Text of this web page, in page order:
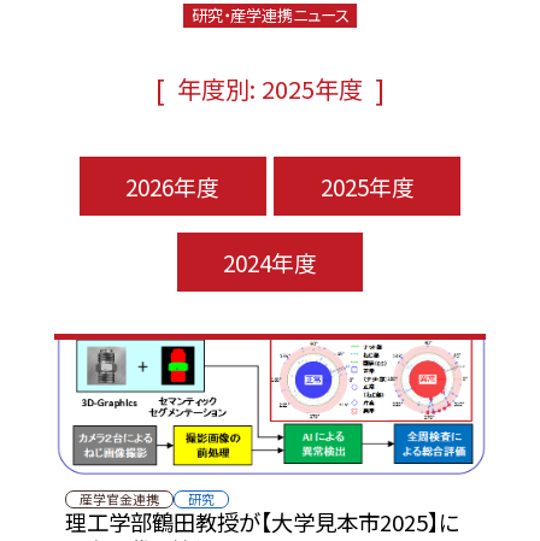
研究・産学連携ニュース
[ 年度別: 2025年度 ]
2026年度 2025年度
2024年度
産学官金連携 研究
理工学部鶴田教授が【大学見本市2025】に